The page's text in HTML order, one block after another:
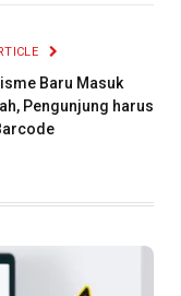
Baru Masuk
Pengunjung harus